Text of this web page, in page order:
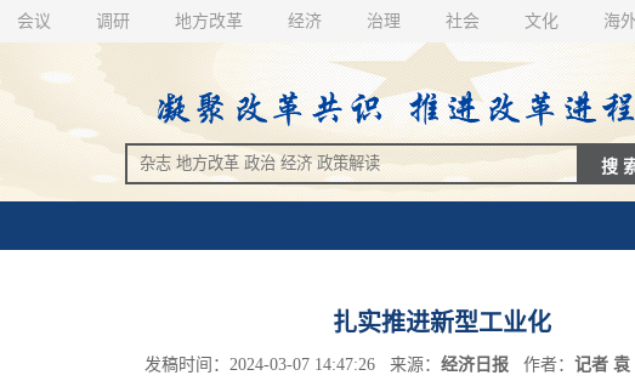
会议 调研 地方改革 经济 治理 社会 文化 海外
扎实推进新型工业化
发稿时间：2024-03-07 14:47:26 来源： 经济日报 作者： 记者 袁